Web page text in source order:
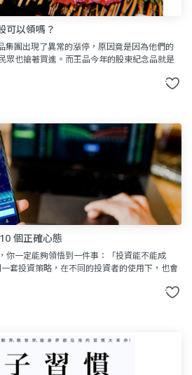
可以領嗎？
集團出現了異常的漲停，原因竟是因為他們的
眾也搶著買進。而王品今年的股東紀念品就是
」，只要你擁有王品
個正確心態
你一定能夠領悟到一件事：「投資能不能成
套投資策略，在不同的投資者的使用下，也會
們模仿成功的人的投資方法卻「不一定